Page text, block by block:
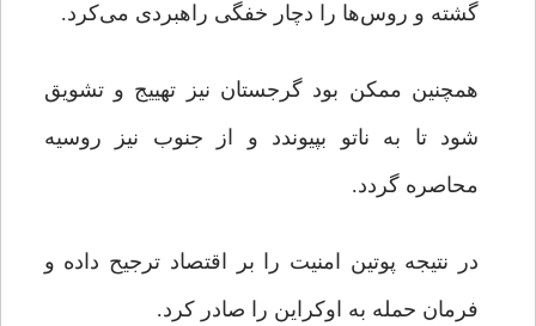
گشته و روس‌ها را دچار خفگی راهبردی می‌کرد.
همچنین ممکن بود گرجستان نیز تهییج و تشویق
شود تا به ناتو بپیوندد و از جنوب نیز روسیه
محاصره گردد.
در نتیجه پوتین امنیت را بر اقتصاد ترجیح داده و
فرمان حمله به اوکراین را صادر کرد.